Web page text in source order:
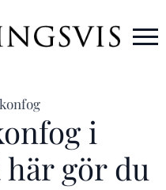
i
gör du